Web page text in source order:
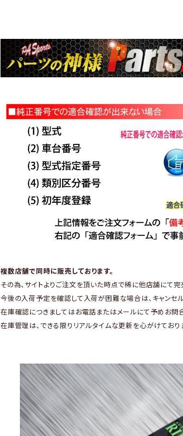
複数店舗で同時に販売しております。
その為、サイトよりご注文を頂いた時点で稀に他店舗にて完
今後の入荷予定を確認して入荷が困難な場合は、キャンセル
在庫確認につきましてはお電話またはメールにて予めお問
在庫管理は、できる限りリアルタイムな更新を心がけてお